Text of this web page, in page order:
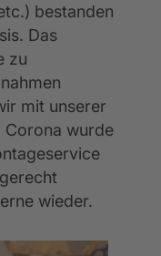
bestanden
Das
zu
mit unserer
Corona wurde
wieder.